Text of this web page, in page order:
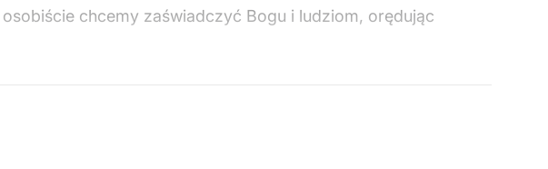
chcemy zaświadczyć Bogu i ludziom, orędując